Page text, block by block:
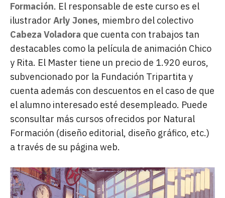
Formación. El responsable de este curso es el
ilustrador Arly Jones, miembro del colectivo
Cabeza Voladora que cuenta con trabajos tan
destacables como la película de animación Chico
y Rita. El Master tiene un precio de 1.920 euros,
subvencionado por la Fundación Tripartita y
cuenta además con descuentos en el caso de que
el alumno interesado esté desempleado. Puede
sconsultar más cursos ofrecidos por Natural
Formación (diseño editorial, diseño gráfico, etc.)
a través de su página web.